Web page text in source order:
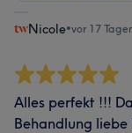
Nicole•vor 17
Alles perfekt !!!
Behandlung